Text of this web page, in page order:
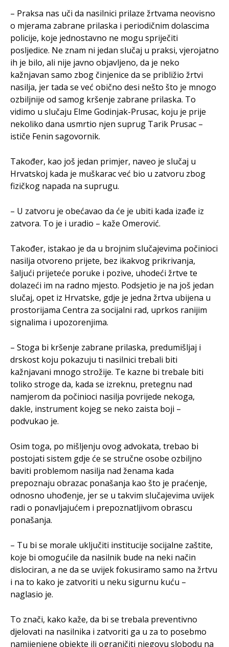
– Praksa nas uči da nasilnici prilaze žrtvama neovisno
o mjerama zabrane prilaska i periodičnim dolascima
policije, koje jednostavno ne mogu spriječiti
posljedice. Ne znam ni jedan slučaj u praksi, vjerojatno
ih je bilo, ali nije javno objavljeno, da je neko
kažnjavan samo zbog činjenice da se približio žrtvi
nasilja, jer tada se već obično desi nešto što je mnogo
ozbiljnije od samog kršenje zabrane prilaska. To
vidimo u slučaju Elme Godinjak-Prusac, koju je prije
nekoliko dana usmrtio njen suprug Tarik Prusac –
ističe Fenin sagovornik.
Također, kao još jedan primjer, naveo je slučaj u
Hrvatskoj kada je muškarac već bio u zatvoru zbog
fizičkog napada na suprugu.
– U zatvoru je obećavao da će je ubiti kada izađe iz
zatvora. To je i uradio – kaže Omerović.
Također, istakao je da u brojnim slučajevima počinioci
nasilja otvoreno prijete, bez ikakvog prikrivanja,
šaljući prijeteće poruke i pozive, uhodеći žrtve te
dolazeći im na radno mjesto. Podsjetio je na još jedan
slučaj, opet iz Hrvatske, gdje je jedna žrtva ubijena u
prostorijama Centra za socijalni rad, uprkos ranijim
signalima i upozorenjima.
– Stoga bi kršenje zabrane prilaska, predumišljaj i
drskost koju pokazuju ti nasilnici trebali biti
kažnjavani mnogo strožije. Te kazne bi trebale biti
toliko stroge da, kada se izreknu, pretegnu nad
namjerom da počinioci nasilja povrijede nekoga,
dakle, instrument kojeg se neko zaista boji –
podvukao je.
Osim toga, po mišljenju ovog advokata, trebao bi
postojati sistem gdje će se stručne osobe ozbiljno
baviti problemom nasilja nad ženama kada
prepoznaju obrazac ponašanja kao što je praćenje,
odnosno uhođenje, jer se u takvim slučajevima uvijek
radi o ponavljajućem i prepoznatljivom obrascu
ponašanja.
– Tu bi se morale uključiti institucije socijalne zaštite,
koje bi omogućile da nasilnik bude na neki način
dislociran, a ne da se uvijek fokusiramo samo na žrtvu
i na to kako je zatvoriti u neku sigurnu kuću –
naglasio je.
To znači, kako kaže, da bi se trebala preventivno
djelovati na nasilnika i zatvoriti ga u za to posebmo
namijenjene objekte ili ograničiti njegovu slobodu na